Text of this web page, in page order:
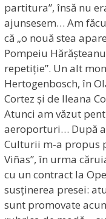
partitura”, însă nu
ajunsesem… Am
că „o nouă stea
Pompeiu
repetiție”. Un alt
Hertogenbosch, în
Cortez și de Ileana
Atunci am văzut
aeroporturi… După
Culturii m-a propus
Viñas”, în urma
cu un contract la
susținerea presei:
sunt promovate